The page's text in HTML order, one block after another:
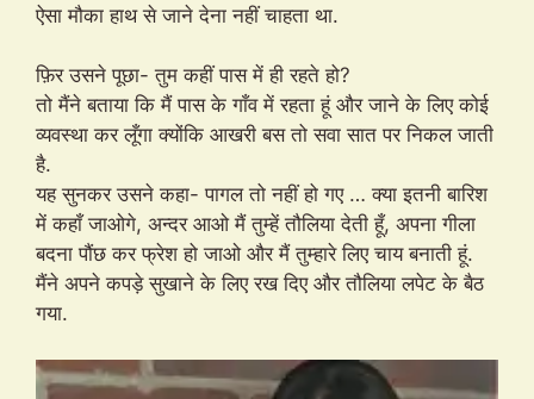
ऐसा मौका हाथ से जाने देना नहीं चाहता था.
फ़िर उसने पूछा- तुम कहीं पास में ही रहते हो?
तो मैंने बताया कि मैं पास के गाँव में रहता हूं और जाने के लिए कोई
व्यवस्था कर लूँगा क्योंकि आखरी बस तो सवा सात पर निकल जाती
है.
यह सुनकर उसने कहा- पागल तो नहीं हो गए … क्या इतनी बारिश
में कहाँ जाओगे, अन्दर आओ मैं तुम्हें तौलिया देती हूँ, अपना गीला
बदना पौंछ कर फ्रेश हो जाओ और मैं तुम्हारे लिए चाय बनाती हूं.
मैंने अपने कपड़े सुखाने के लिए रख दिए और तौलिया लपेट के बैठ
गया.